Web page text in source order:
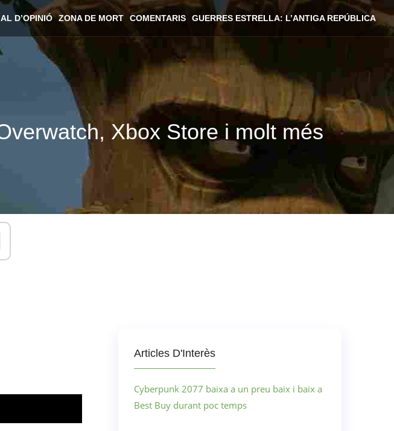
D’OPINIÓ ZONA DE MORT COMENTARIS GUERRES ESTRELLA: L’ANTIGA REPÚBLICA
Xbox Store i molt més
Articles D'Interès
Cyberpunk 2077 baixa a un preu baix i baix a
Best Buy durant poc temps